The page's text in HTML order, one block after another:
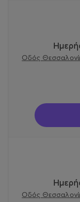
Οδός
Οδός